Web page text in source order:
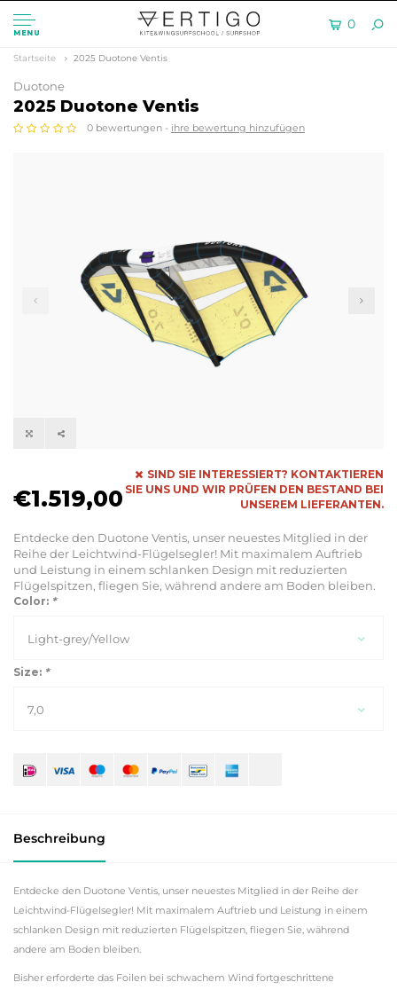
MENU
0
Startseite 2025 Duotone Ventis
Duotone
2025 Duotone Ventis
0 bewertungen - ihre bewertung hinzufügen
€1.519,00
SIND SIE INTERESSIERT? KONTAKTIEREN
SIE UNS UND WIR PRÜFEN DEN BESTAND BEI
UNSEREM LIEFERANTEN.
Entdecke den Duotone Ventis, unser neuestes Mitglied in der
Reihe der Leichtwind-Flügelsegler! Mit maximalem Auftrieb
und Leistung in einem schlanken Design mit reduzierten
Flügelspitzen, fliegen Sie, während andere am Boden bleiben.
Color: *
Light-grey/Yellow
Size: *
7,0
Beschreibung
Entdecke den Duotone Ventis, unser neuestes Mitglied in der Reihe der
Leichtwind-Flügelsegler! Mit maximalem Auftrieb und Leistung in einem
schlanken Design mit reduzierten Flügelspitzen, fliegen Sie, während
andere am Boden bleiben.
Bisher erforderte das Foilen bei schwachem Wind fortgeschrittene